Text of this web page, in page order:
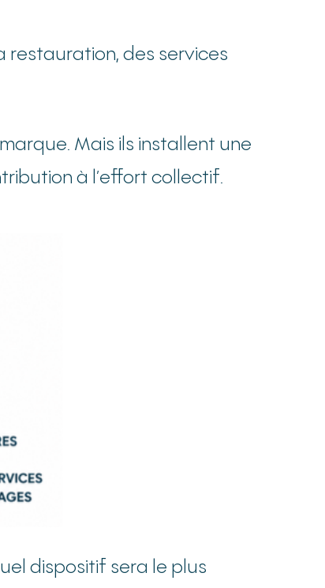
restauration, des services
Mais ils installent une
à l’effort collectif.
dispositif sera le plus